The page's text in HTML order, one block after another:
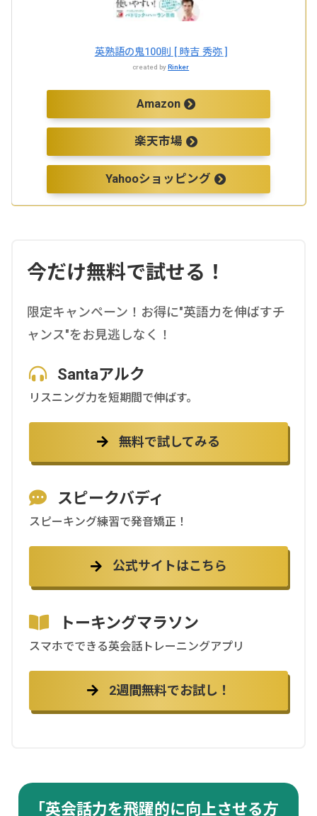
英熟語の鬼100則 [ 時吉 秀弥 ]
created byRinker
Amazon
楽天市場
Yahooショッピング
今だけ無料で試せる！
限定キャンペーン！お得に"英語力を伸ばすチ
ャンス"をお見逃しなく！
Santaアルク
リスニング力を短期間で伸ばす。
無料で試してみる
スピークバディ
スピーキング練習で発音矯正！
公式サイトはこちら
トーキングマラソン
スマホでできる英会話トレーニングアプリ
2週間無料でお試し！
「英会話力を飛躍的に向上させる方